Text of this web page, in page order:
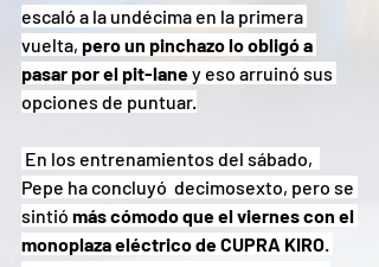
escaló a la undécima en la primera
vuelta, pero un pinchazo lo obligó a
pasar por el pit-lane y eso arruinó sus
opciones de puntuar.
Pepe ha concluyó  decimosexto, pero se
sintió más cómodo que el viernes con el
monoplaza eléctrico de CUPRA KIRO.